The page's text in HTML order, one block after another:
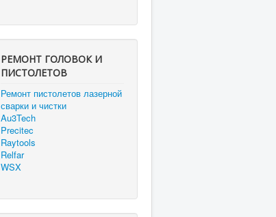
РЕМОНТ ГОЛОВОК И
ПИСТОЛЕТОВ
Ремонт пистолетов лазерной
сварки и чистки
Au3Tech
Precitec
Raytools
Relfar
WSX